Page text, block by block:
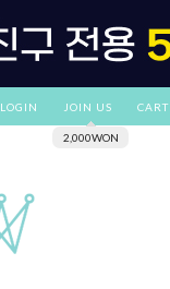
LOGIN JOIN US
2,000WON
CART